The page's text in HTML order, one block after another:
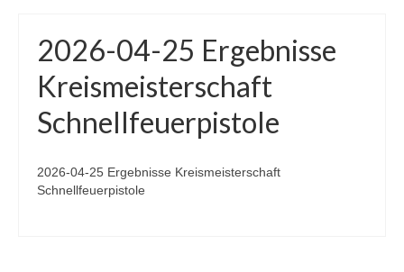
2026-04-25 Ergebnisse
Kreismeisterschaft
Schnellfeuerpistole
2026-04-25 Ergebnisse Kreismeisterschaft
Schnellfeuerpistole